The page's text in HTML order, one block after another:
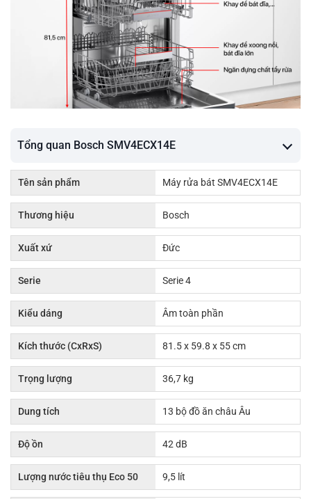
Tổng quan Bosch SMV4ECX14E
Tên sản phẩm Máy rửa bát SMV4ECX14E
Thương hiệu Bosch
Xuất xứ Đức
Serie Serie 4
Kiểu dáng Âm toàn phần
Kích thước (CxRxS) 81.5 x 59.8 x 55 cm
Trọng lượng 36,7 kg
Dung tích 13 bộ đồ ăn châu Âu
Độ ồn 42 dB
Lượng nước tiêu thụ Eco 50 9,5 lít